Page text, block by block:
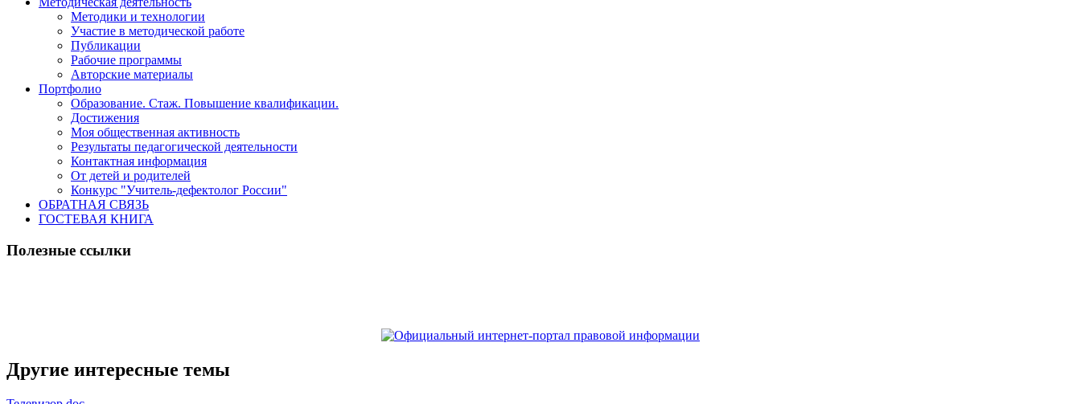
Методики и технологии
Участие в методической работе
Публикации
Рабочие программы
Авторские материалы
Портфолио
Образование. Стаж. Повышение квалификации.
Достижения
Моя общественная активность
Результаты педагогической деятельности
Контактная информация
От детей и родителей
Конкурс "Учитель-дефектолог России"
ОБРАТНАЯ СВЯЗЬ
ГОСТЕВАЯ КНИГА
Полезные ссылки
Другие интересные темы